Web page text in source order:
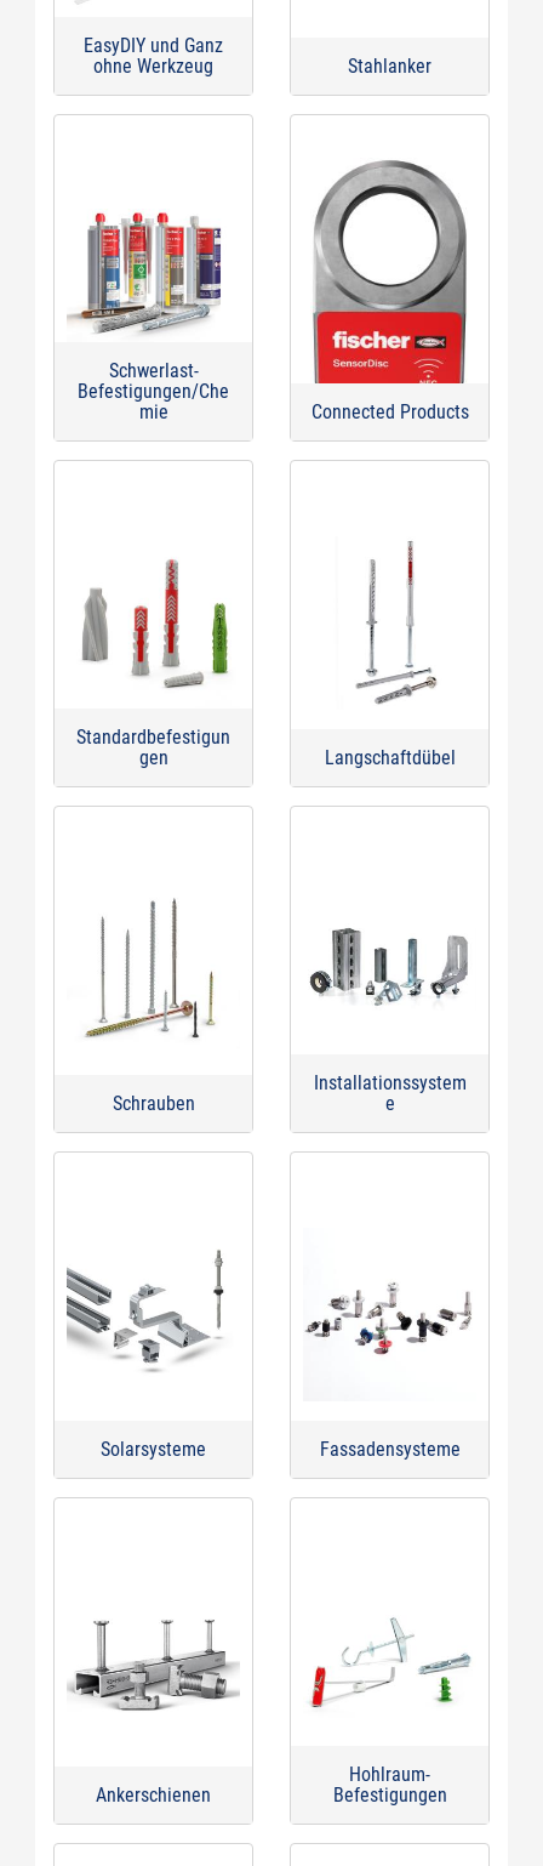
EasyDIY und Ganz
ohne Werkzeug
Stahlanker
Schwerlast-
Befestigungen/Che
mie
Connected Products
Standardbefestigun
gen
Langschaftdübel
Schrauben
Installationssystem
e
Solarsysteme Fassadensysteme
Ankerschienen
Hohlraum-
Befestigungen